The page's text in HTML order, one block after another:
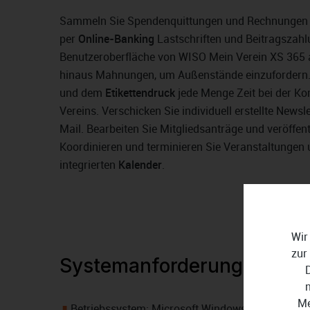
Sammeln Sie Spendenquittungen und
per Online-Banking Lastschriften und
Benutzeroberfläche von WISO Mein Verein XS
hinaus Mahnungen, um Außenstände
und dem Etikettendruck jede Menge Zeit bei der
Vereins. Verschicken Sie individuell erstellte
Mail. Bearbeiten Sie Mitgliedsanträge und
Koordinieren und terminieren Sie Veranstaltungen
integrierten Kalender.
Systemanforderungen
zur